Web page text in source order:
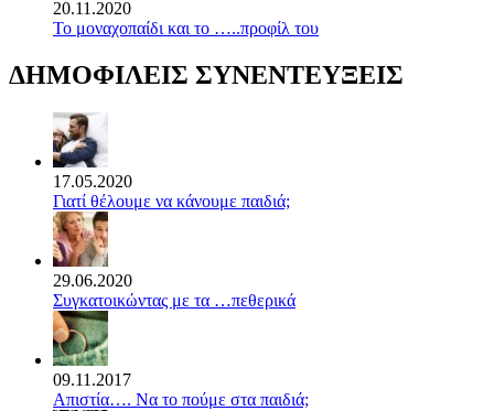
20.11.2020
Το μοναχοπαίδι και το …..προφίλ του
ΔΗΜΟΦΙΛΕΙΣ ΣΥΝΕΝΤΕΥΞΕΙΣ
17.05.2020
Γιατί θέλουμε να κάνουμε παιδιά;
29.06.2020
Συγκατοικώντας με τα …πεθερικά
09.11.2017
Απιστία…. Να το πούμε στα παιδιά;